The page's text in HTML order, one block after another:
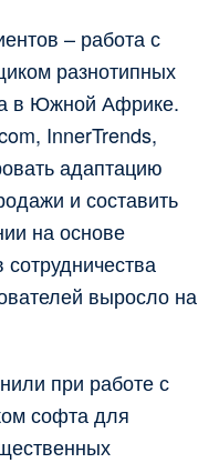
– работа с
разнотипных
в Южной Африке.
InnerTrends,
адаптацию
и составить
на основе
выросло на
при работе с
софта для